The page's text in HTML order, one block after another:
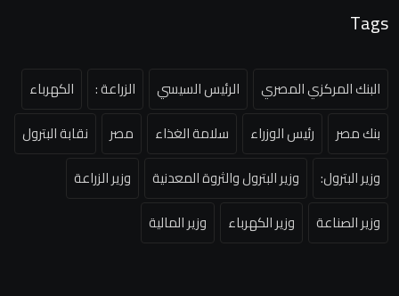
Tags
البنك المركزي المصري الرئيس السيسي الزراعة :
الكهرباء
بنك مصر
رئيس الوزراء سلامة الغذاء مصر
نقابة البترول
وزير البترول:
وزير البترول والثروة المعدنية
وزير الزراعة
وزير الصناعة
وزير الكهرباء وزير المالية